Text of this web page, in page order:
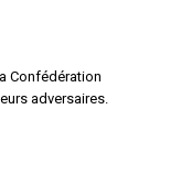
Confédération
adversaires.